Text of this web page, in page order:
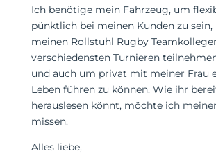
Ich benötige mein Fahrzeug, um
pünktlich bei meinen Kunden zu
meinen Rollstuhl Rugby
verschiedensten Turnieren
und auch um privat mit meiner Frau
Leben führen zu können. Wie ihr
herauslesen könnt, möchte ich
missen.
Alles liebe,